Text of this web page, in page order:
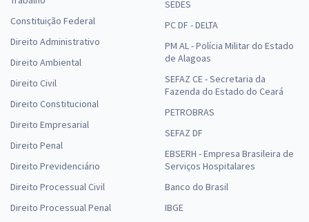
Constituição Federal
Direito Administrativo
Direito Ambiental
Direito Civil
Direito Constitucional
Direito Empresarial
Direito Penal
Direito Previdenciário
Direito Processual Civil
Direito Processual Penal
SEDES
PC DF - DELTA
PM AL - Polícia Militar do Estado
de Alagoas
SEFAZ CE - Secretaria da
Fazenda do Estado do Ceará
PETROBRAS
SEFAZ DF
EBSERH - Empresa Brasileira de
Serviços Hospitalares
Banco do Brasil
IBGE